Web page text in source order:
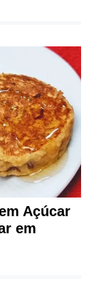
Açúcar
em